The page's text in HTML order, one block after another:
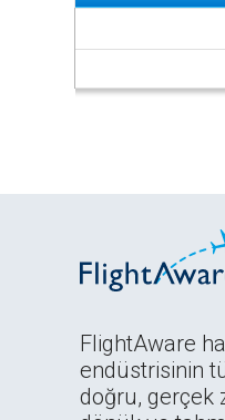
FlightAware
endüstrisinin
doğru, gerçek